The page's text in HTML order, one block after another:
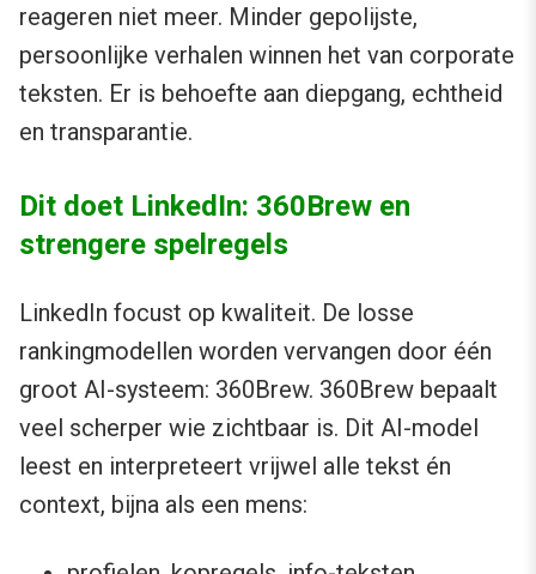
reageren niet meer. Minder gepolijste,
persoonlijke verhalen winnen het van corporate
teksten. Er is behoefte aan diepgang, echtheid
en transparantie.
Dit doet LinkedIn: 360Brew en
strengere spelregels
LinkedIn focust op kwaliteit. De losse
rankingmodellen worden vervangen door één
groot AI-systeem: 360Brew. 360Brew bepaalt
veel scherper wie zichtbaar is. Dit AI-model
leest en interpreteert vrijwel alle tekst én
context, bijna als een mens: